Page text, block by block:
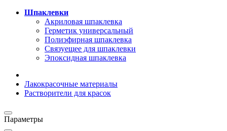
Шпаклевки
Акриловая шпаклевка
Герметик универсальный
Полиэфирная шпаклевка
Связуещее для шпаклевки
Эпоксидная шпаклевка
Лакокрасочные материалы
Растворители для красок
Параметры